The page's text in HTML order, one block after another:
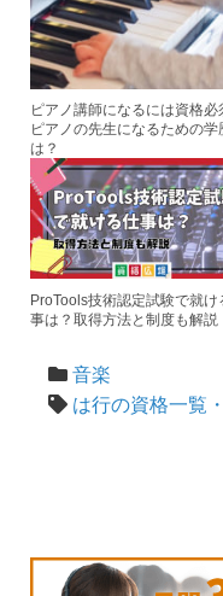
ピアノ講師になるには資格必
ピアノの先生になるための学
は？
ProTools技術認定試験で就け
事は？取得方法と制度も解説
音楽
は行の資格一覧